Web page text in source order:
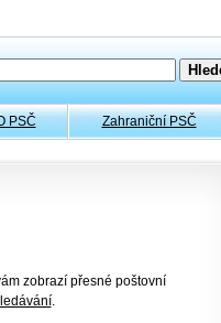
PSČ Zahraniční PSČ
zobrazí přesné poštovní
.